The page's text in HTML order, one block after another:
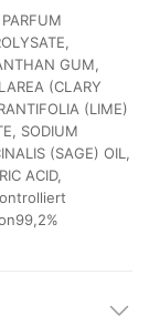
GUM,
(CLARY
(LIME)
SODIUM
(SAGE) OIL,
ACID,